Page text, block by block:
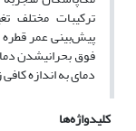
ترکیبات مختلف
پیش‌بینی عمر قطره
فوق بحرانی­شدن
دمای به ‌اندازه
کلیدواژه‌ها